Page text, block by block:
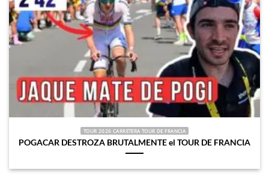
TOUR 2026 CARRETERA TOUR DE FRANCIA
POGACAR DESTROZA BRUTALMENTE el TOUR DE FRANCIA